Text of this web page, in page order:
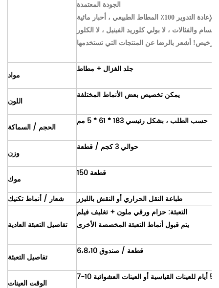
الجودة المعتمدة
المطاط الطبيعي ، أحبار مائية
أشعر بالرضا عن المنتجات التي تستخدمها
مواد
جلد الغزال + مطاط
اللون
يمكن تخصيص بعض الأنماط المختلفة
الحجم / السماكة
حسب الطلب ، بشكل رئيسي 183 * 61 * 5 مم
وزن
حوالي 3 كجم / قطعة
موك
150 قطعة
شعار / أنماط تكنيك طباعة النقل الحراري أو النقش بالليزر
تفاصيل التعبئة العادية
التعبئة: حزام ورقي ملون + تغليف فيلم
يتم قبول أنماط التعبئة المخصصة الأخرى
تفاصيل التعبئة
6،8،10 قطعة / صندوق
الوقت العينات